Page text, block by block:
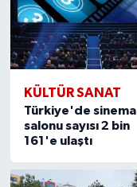
KÜLTÜR SANAT
Türkiye'de sinema
salonu sayısı 2 bin
161'e ulaştı